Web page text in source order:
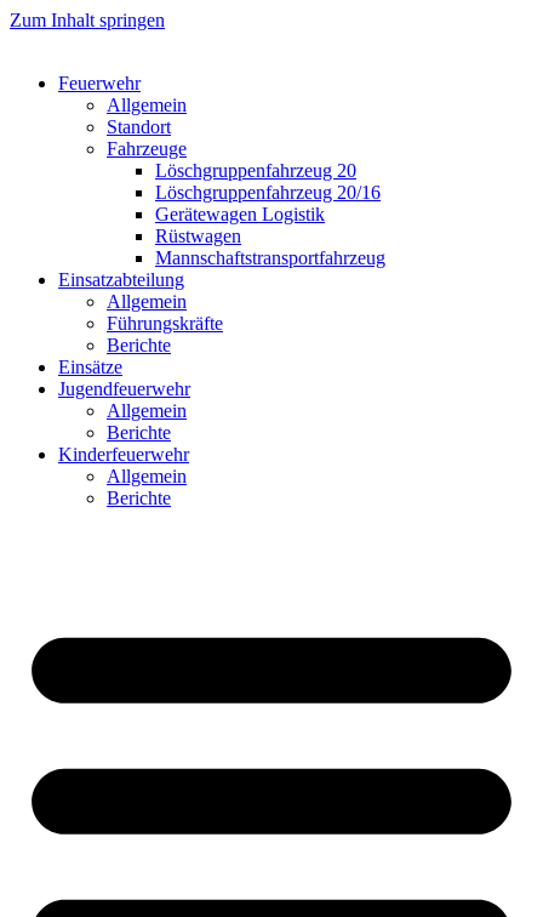
Zum Inhalt springen
Feuerwehr
Allgemein
Standort
Fahrzeuge
Löschgruppen­fahrzeug 20
Lösch­gruppen­fahrzeug 20/16
Geräte­wagen Logistik
Rüst­wagen
Mannschafts­transportfahrzeug
Einsatz­abteilung
Allgemein
Führungs­kräfte
Berichte
Einsätze
Jugend­feuerwehr
Allgemein
Berichte
Kinder­feuerwehr
Allgemein
Berichte